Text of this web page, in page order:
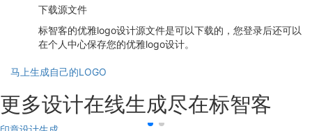
下载源文件
标智客的优雅logo设计源文件是可以下载的，您登录后还可以
在个人中心保存您的优雅logo设计。
马上生成自己的LOGO
更多设计在线生成尽在标智客